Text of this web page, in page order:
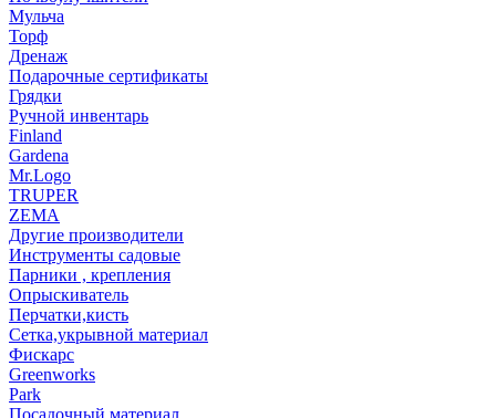
Мульча
Торф
Дренаж
Подарочные сертификаты
Грядки
Ручной инвентарь
Finland
Gardena
Mr.Logo
TRUPER
ZEMA
Другие производители
Инструменты садовые
Парники , крепления
Опрыскиватель
Перчатки,кисть
Сетка,укрывной материал
Фискарс
Greenworks
Park